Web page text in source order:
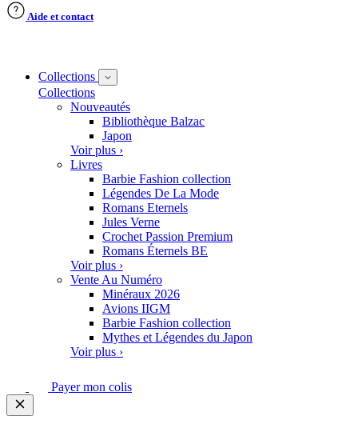
Aide et contact
Collections
Collections
Nouveautés
Bibliothèque Balzac
Japon
Voir plus ›
Livres
Barbie Fashion collection
Légendes De La Mode
Romans Eternels
Jules Verne
Crochet Passion Premium
Romans Éternels BE
Voir plus ›
Vente Au Numéro
Minéraux 2026
Avions IIGM
Barbie Fashion collection
Mythes et Légendes du Japon
Voir plus ›
Payer mon colis